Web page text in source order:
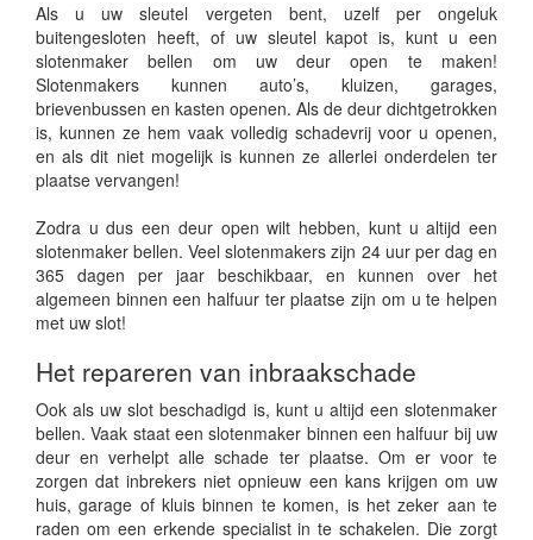
Als u uw sleutel vergeten bent, uzelf per ongeluk
buitengesloten heeft, of uw sleutel kapot is, kunt u een
slotenmaker bellen om uw deur open te maken!
Slotenmakers kunnen auto’s, kluizen, garages,
brievenbussen en kasten openen. Als de deur dichtgetrokken
is, kunnen ze hem vaak volledig schadevrij voor u openen,
en als dit niet mogelijk is kunnen ze allerlei onderdelen ter
plaatse vervangen!
Zodra u dus een deur open wilt hebben, kunt u altijd een
slotenmaker bellen. Veel slotenmakers zijn 24 uur per dag en
365 dagen per jaar beschikbaar, en kunnen over het
algemeen binnen een halfuur ter plaatse zijn om u te helpen
met uw slot!
Het repareren van inbraakschade
Ook als uw slot beschadigd is, kunt u altijd een slotenmaker
bellen. Vaak staat een slotenmaker binnen een halfuur bij uw
deur en verhelpt alle schade ter plaatse. Om er voor te
zorgen dat inbrekers niet opnieuw een kans krijgen om uw
huis, garage of kluis binnen te komen, is het zeker aan te
raden om een erkende specialist in te schakelen. Die zorgt